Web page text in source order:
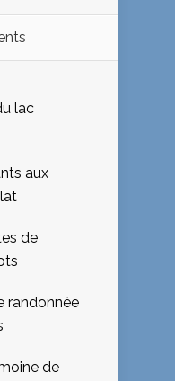
lac
aux
de
randonnée
de